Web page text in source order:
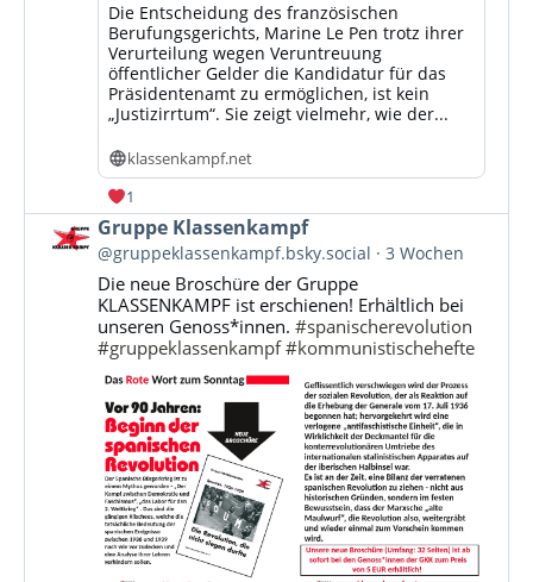
Die Entscheidung des französischen
Berufungsgerichts, Marine Le Pen trotz ihrer
Verurteilung wegen Veruntreuung
öffentlicher Gelder die Kandidatur für das
Präsidentenamt zu ermöglichen, ist kein
„Justizirrtum“. Sie zeigt vielmehr, wie der...
klassenkampf.net
1
Beitrag
von
Gruppe
Klassenkampf
Bluesky
ansehen
Gruppe Klassenkampf
@gruppeklassenkampf.bsky.social 3 Wochen
Die neue Broschüre der Gruppe
KLASSENKAMPF ist erschienen! Erhältlich bei
unseren Genoss*innen.#spanischerevolution
#gruppeklassenkampf #kommunistischehefte